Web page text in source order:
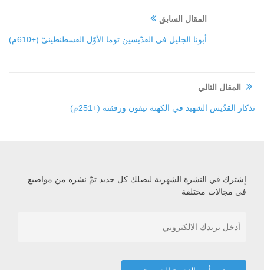
المقال السابق
أبونا الجليل في القدّيسين توما الأوّل القسطنطينيّ (+610م)
المقال التالي
تذكار القدّيس الشهيد في الكهنة نيقون ورفقته (+251م)
إشترك في النشرة الشهرية ليصلك كل جديد تمّ نشره من مواضيع
في مجالات مختلفة